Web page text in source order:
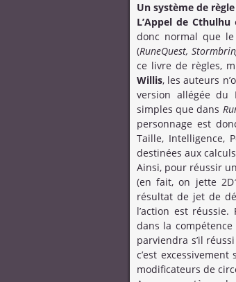
Un système de
L’Appel de Cthulhu
donc normal que le
(RuneQuest,
ce livre de règles,
Willis, les auteurs
version allégée du
simples que dans
personnage est
Taille, Intelligence,
destinées aux
Ainsi, pour réussir
(en fait, on jette
résultat de jet de
l’action est
dans la
parviendra s’il
c’est
modificateurs de